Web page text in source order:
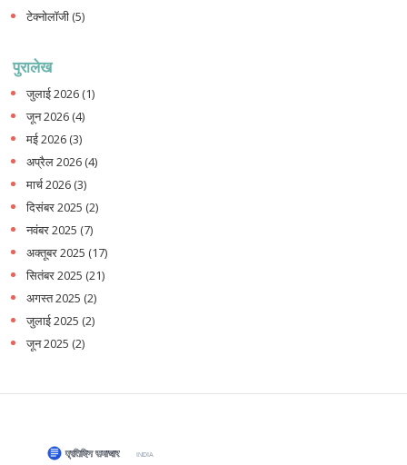
टेक्नोलॉजी (5)
पुरालेख
जुलाई 2026 (1)
जून 2026 (4)
मई 2026 (3)
अप्रैल 2026 (4)
मार्च 2026 (3)
दिसंबर 2025 (2)
नवंबर 2025 (7)
अक्तूबर 2025 (17)
सितंबर 2025 (21)
अगस्त 2025 (2)
जुलाई 2025 (2)
जून 2025 (2)